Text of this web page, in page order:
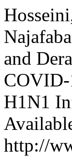
and
COVID-
H1N1
http://